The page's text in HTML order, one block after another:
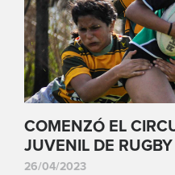
COMENZÓ EL
JUVENIL DE RUGBY
26/04/2023